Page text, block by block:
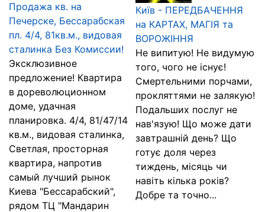
Продажа кв. на
Печерске, Бессарабская
пл. 4/4, 81кв.м., видовая
сталинка Без Комиссии!
Эксклюзивное
предложение! Квартира
в дореволюционном
доме, удачная
планировка. 4/4, 81/47/14
кв.м., видовая сталинка,
Светлая, просторная
квартира, напротив
самый лучший рынок
Киева "Бессарабский",
рядом ТЦ "Мандарин
Київ - ПЕРЕДБАЧЕННЯ
на КАРТАХ, МАГІЯ та
ВОРОЖІННЯ
Не випитую! Не видумую
того, чого не існує!
Смертельними порчами,
прокляттями не залякую!
Подальших послуг не
нав'язую! Що може дати
завтрашній день? Що
готує доля через
тиждень, місяць чи
навіть кілька років?
Добре та точно...